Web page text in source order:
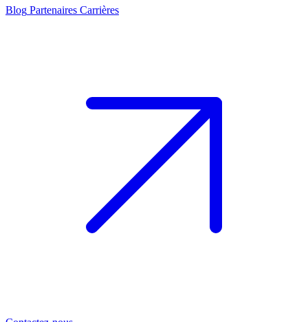
Blog Partenaires Carrières